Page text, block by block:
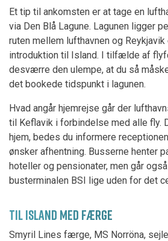
Et tip til ankomsten er at tage en
via Den Blå Lagune. Lagunen ligger
ruten mellem lufthavnen og
introduktion til Island. I tilfælde af
desværre den ulempe, at du så
det bookede tidspunkt i lagunen.
Hvad angår hjemrejse går der
til Keflavik i forbindelse med alle fly.
hjem, bedes du informere
ønsker afhentning. Busserne henter
hoteller og pensionater, men går
busterminalen BSI lige uden for det
TIL ISLAND MED FÆRGE
Smyril Lines færge, MS Norröna,